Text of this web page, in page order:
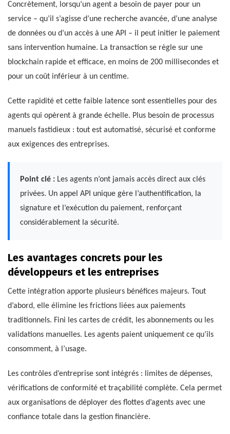
Concrètement, lorsqu’un agent a besoin de payer pour un
service – qu’il s’agisse d’une recherche avancée, d’une analyse
de données ou d’un accès à une API – il peut initier le paiement
sans intervention humaine. La transaction se règle sur une
blockchain rapide et efficace, en moins de 200 millisecondes et
pour un coût inférieur à un centime.
Cette rapidité et cette faible latence sont essentielles pour des
agents qui opèrent à grande échelle. Plus besoin de processus
manuels fastidieux : tout est automatisé, sécurisé et conforme
aux exigences des entreprises.
Point clé : Les agents n’ont jamais accès direct aux clés
privées. Un appel API unique gère l’authentification, la
signature et l’exécution du paiement, renforçant
considérablement la sécurité.
Les avantages concrets pour les
développeurs et les entreprises
Cette intégration apporte plusieurs bénéfices majeurs. Tout
d’abord, elle élimine les frictions liées aux paiements
traditionnels. Fini les cartes de crédit, les abonnements ou les
validations manuelles. Les agents paient uniquement ce qu’ils
consomment, à l’usage.
Les contrôles d’entreprise sont intégrés : limites de dépenses,
vérifications de conformité et traçabilité complète. Cela permet
aux organisations de déployer des flottes d’agents avec une
confiance totale dans la gestion financière.